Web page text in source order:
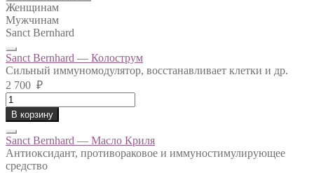
Женщинам
Мужчинам
Sanct Bernhard
Sanct Bernhard — Колострум
Сильный иммуномодулятор, восстанавливает клетки и др.
2 700 ₽
Sanct
Bernhard
-
Колострум
quantity
В корзину
Sanct Bernhard — Масло Криля
Антиоксидант, противораковое и иммуностимулирующее
средство